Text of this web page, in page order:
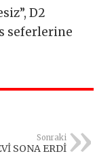
D2
seferlerine
Sonraki
SONA ERDİ